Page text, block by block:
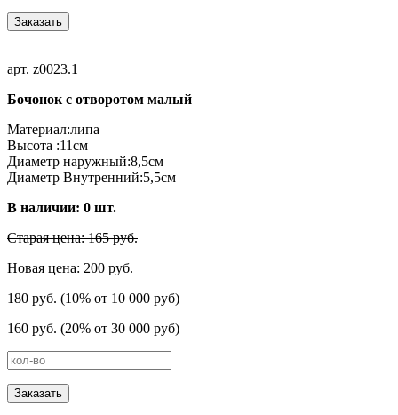
Заказать
арт. z0023.1
Бочонок с отворотом малый
Материал:липа
Высота :11см
Диаметр наружный:8,5см
Диаметр Внутренний:5,5см
В наличии: 0 шт.
Старая цена: 165 руб.
Новая цена: 200 руб.
180 руб. (10% от 10 000 руб)
160 руб. (20% от 30 000 руб)
Заказать